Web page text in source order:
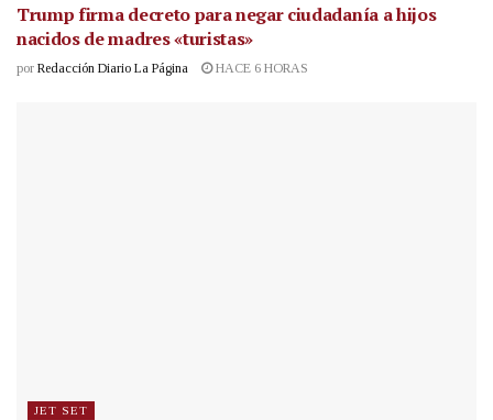
Trump firma decreto para negar ciudadanía a hijos
nacidos de madres «turistas»
por Redacción Diario La Página HACE 6 HORAS
JET SET